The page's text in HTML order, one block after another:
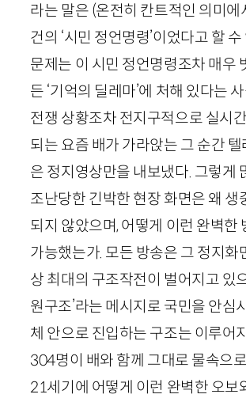
라는 말은 (온전히 칸트적인 의미에
건의 ‘시민 정언명령’이었다고 할
문제는 이 시민 정언명령조차 매우
든 ‘기억의 딜레마’에 처해 있다는
전쟁 상황조차 전지구적으로 실시
되는 요즘 배가 가라앉는 그 순간 텔
은 정지영상만을 내보냈다. 그렇게
조난당한 긴박한 현장 화면은 왜 생
되지 않았으며, 어떻게 이런 완벽한
가능했는가. 모든 방송은 그 정지화
상 최대의 구조작전이 벌어지고 있
원구조’라는 메시지로 국민을 안심
체 안으로 진입하는 구조는 이루어
304명이 배와 함께 그대로 물속으
21세기에 어떻게 이런 완벽한 오보